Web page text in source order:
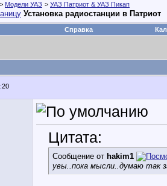
> Модели УАЗ > УАЗ Патриот & УАЗ Пикап
Установка радиостанции в Патриот
Справка
Цитата:
Сообщение от hakim1
увы..пока мысли..думаю так